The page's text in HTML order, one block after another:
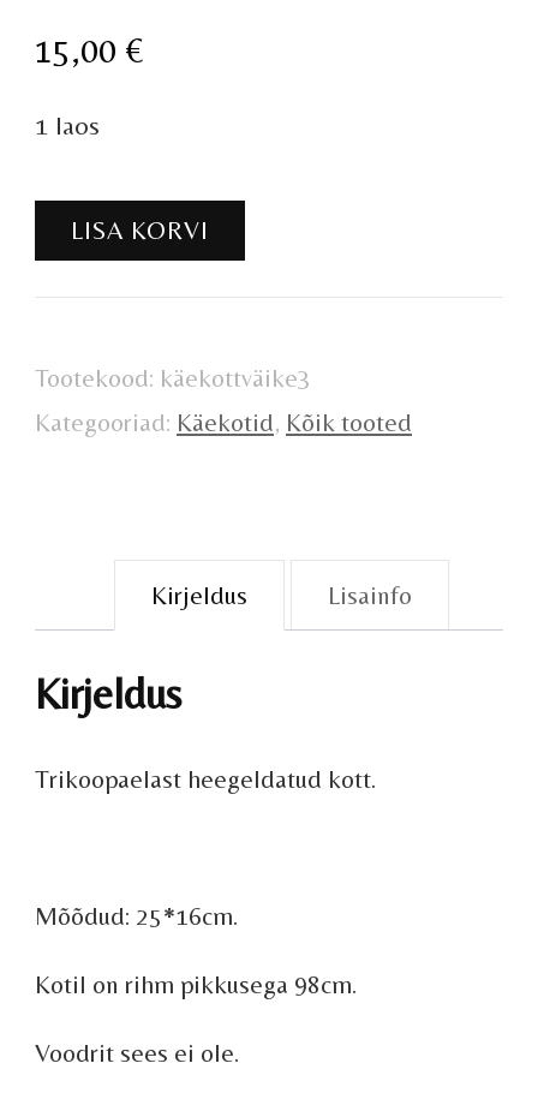
15,00 €
1 laos
käekott
LISA KORVI
Tootekood: käekottväike3
Kategooriad: Käekotid, Kõik tooted
Kirjeldus Lisainfo
Kirjeldus
Trikoopaelast heegeldatud kott.
Mõõdud: 25*16cm.
Kotil on rihm pikkusega 98cm.
Voodrit sees ei ole.